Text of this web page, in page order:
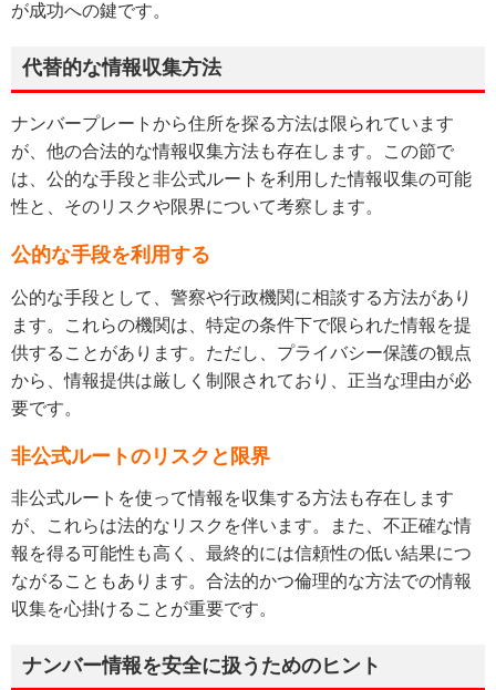
が成功への鍵です。
代替的な情報収集方法
ナンバープレートから住所を探る方法は限られています
が、他の合法的な情報収集方法も存在します。この節で
は、公的な手段と非公式ルートを利用した情報収集の可能
性と、そのリスクや限界について考察します。
公的な手段を利用する
公的な手段として、警察や行政機関に相談する方法があり
ます。これらの機関は、特定の条件下で限られた情報を提
供することがあります。ただし、プライバシー保護の観点
から、情報提供は厳しく制限されており、正当な理由が必
要です。
非公式ルートのリスクと限界
非公式ルートを使って情報を収集する方法も存在します
が、これらは法的なリスクを伴います。また、不正確な情
報を得る可能性も高く、最終的には信頼性の低い結果につ
ながることもあります。合法的かつ倫理的な方法での情報
収集を心掛けることが重要です。
ナンバー情報を安全に扱うためのヒント